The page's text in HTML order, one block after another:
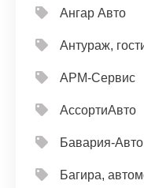
Ангар Авто
Антураж,
АРМ-Сервис
АссортиАвто
Бавария-Авто
Багира,